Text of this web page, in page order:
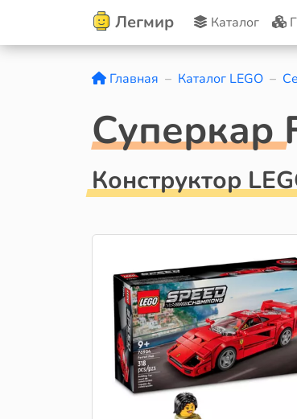
Легмир Каталог
Главная Каталог LEGO
Суперкар
Конструктор